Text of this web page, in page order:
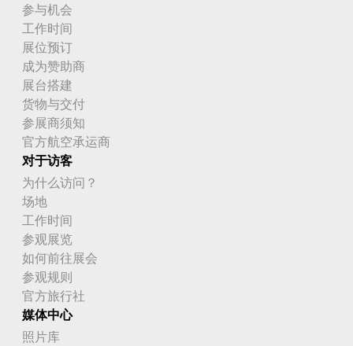
参与机会
工作时间
展位预订
成为赞助商
展台搭建
货物与交付
参展商须知
官方航空承运商
对于访客
为什么访问？
场地
工作时间
参观展览
如何前往展会
参观规则
官方旅行社
媒体中心
照片库